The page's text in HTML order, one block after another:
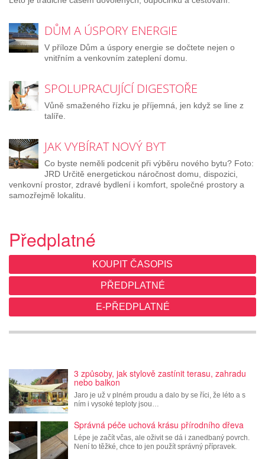
DŮM A ÚSPORY ENERGIE
V příloze Dům a úspory energie se dočtete nejen o
vnitřním a venkovním zateplení domu.
SPOLUPRACUJÍCÍ DIGESTOŘE
Vůně smaženého řízku je příjemná, jen když se line z
talíře.
JAK VYBÍRAT NOVÝ BYT
Co byste neměli podcenit při výběru nového bytu? Foto:
JRD Určitě energetickou náročnost domu, dispozici,
venkovní prostor, zdravé bydlení i komfort, společné prostory a
samozřejmě lokalitu.
Předplatné
KOUPIT ČASOPIS
PŘEDPLATNÉ
E-PŘEDPLATNÉ
3 způsoby, jak stylově zastínit terasu, zahradu
nebo balkon
Jaro je už v plném proudu a dalo by se říci, že léto a s
ním i vysoké teploty jsou…
Správná péče uchová krásu přírodního dřeva
Lépe je začít včas, ale oživit se dá i zanedbaný povrch.
Není to těžké, chce to jen použít správný přípravek.